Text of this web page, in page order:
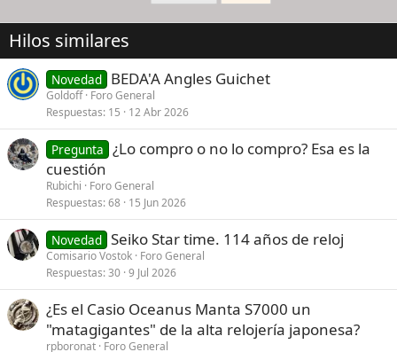
Hilos similares
Novedad BEDA'A Angles Guichet
Goldoff Foro General
Respuestas 15 12 Abr 2026
Pregunta ¿Lo compro o no lo compro? Esa es la
cuestión
Rubichi
Foro General
Respuestas 68 15 Jun 2026
Novedad Seiko Star time. 114 años de reloj
Comisario Vostok Foro General
Respuestas 30 9 Jul 2026
¿Es el Casio Oceanus Manta S7000 un
"matagigantes" de la alta relojería japonesa?
rpboronat Foro General